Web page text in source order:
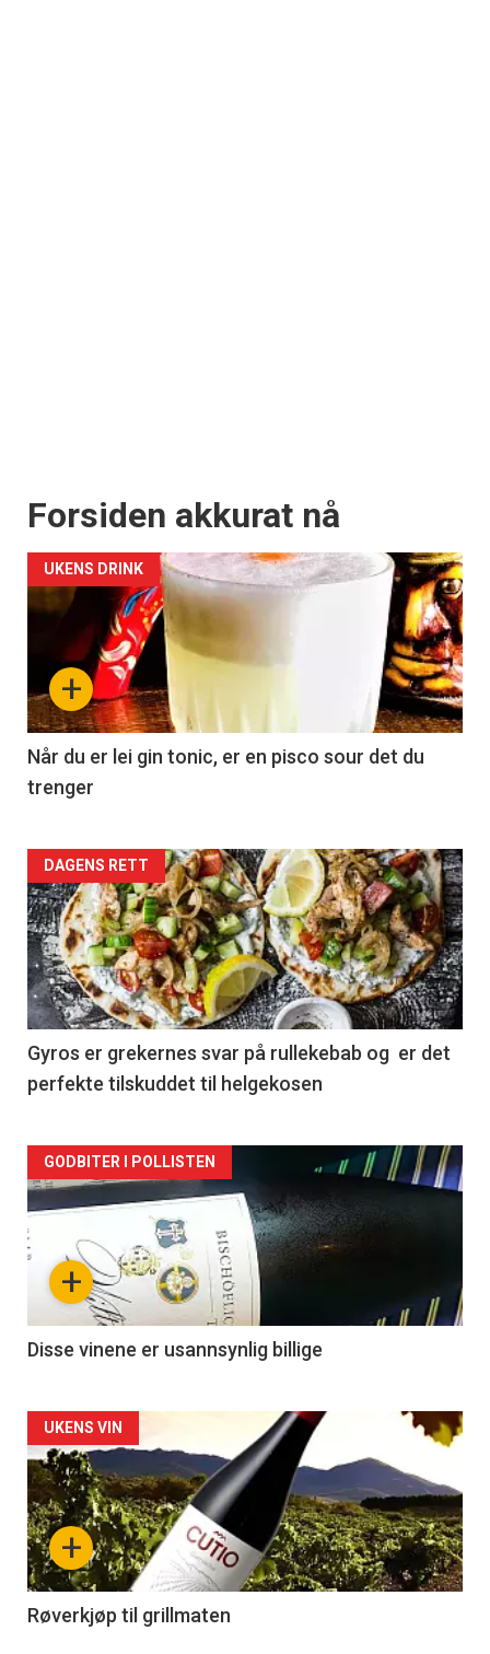
Forsiden akkurat nå
+
UKENS DRINK
Når du er lei gin tonic, er en pisco sour det du
trenger
Forsiden
akkurat
nå
-
2
DAGENS RETT
Gyros er grekernes svar på rullekebab og er det
perfekte tilskuddet til helgekosen
Forsiden
akkurat
nå
3
+
GODBITER I POLLISTEN
Disse vinene er usannsynlig billige
Forsiden
akkurat
nå
-
4
+
UKENS VIN
Røverkjøp til grillmaten